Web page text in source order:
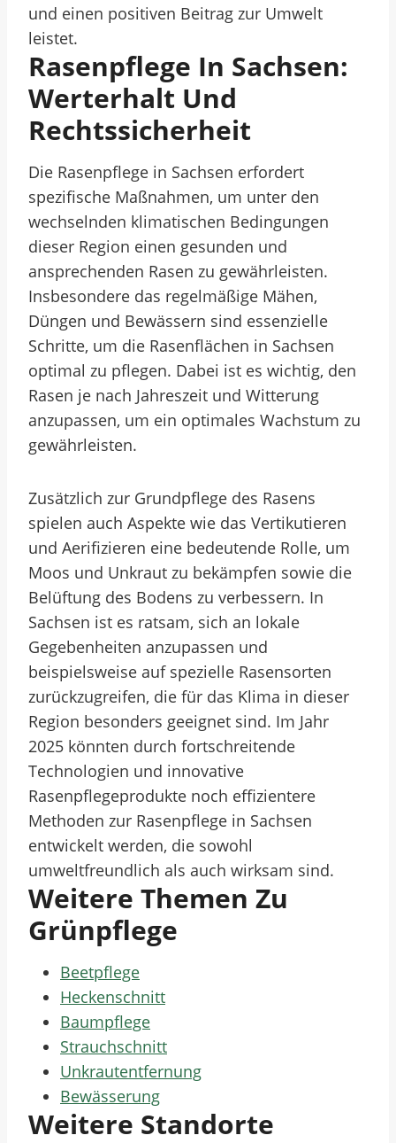
und einen positiven Beitrag zur Umwelt
leistet.
Rasenpflege In Sachsen:
Werterhalt Und
Rechtssicherheit
Die Rasenpflege in Sachsen erfordert
spezifische Maßnahmen, um unter den
wechselnden klimatischen Bedingungen
dieser Region einen gesunden und
ansprechenden Rasen zu gewährleisten.
Insbesondere das regelmäßige Mähen,
Düngen und Bewässern sind essenzielle
Schritte, um die Rasenflächen in Sachsen
optimal zu pflegen. Dabei ist es wichtig, den
Rasen je nach Jahreszeit und Witterung
anzupassen, um ein optimales Wachstum zu
gewährleisten.
Zusätzlich zur Grundpflege des Rasens
spielen auch Aspekte wie das Vertikutieren
und Aerifizieren eine bedeutende Rolle, um
Moos und Unkraut zu bekämpfen sowie die
Belüftung des Bodens zu verbessern. In
Sachsen ist es ratsam, sich an lokale
Gegebenheiten anzupassen und
beispielsweise auf spezielle Rasensorten
zurückzugreifen, die für das Klima in dieser
Region besonders geeignet sind. Im Jahr
2025 könnten durch fortschreitende
Technologien und innovative
Rasenpflegeprodukte noch effizientere
Methoden zur Rasenpflege in Sachsen
entwickelt werden, die sowohl
umweltfreundlich als auch wirksam sind.
Weitere Themen Zu
Grünpflege
Beetpflege
Heckenschnitt
Baumpflege
Strauchschnitt
Unkrautentfernung
Bewässerung
Weitere Standorte